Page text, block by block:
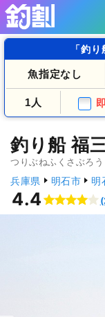
「釣
魚指定なし
1人
釣り船 福
つりぶねふくさぶろう
兵庫県 明石市 明
4.4